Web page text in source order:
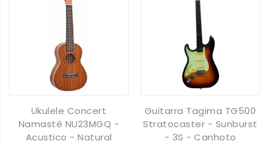
Ukulele Concert
Namastê NU23MGQ -
Acustico - Natural
Guitarra Tagima TG500
Stratocaster - Sunburst
- 3S - Canhoto